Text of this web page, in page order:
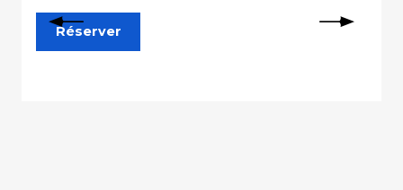
Réserver